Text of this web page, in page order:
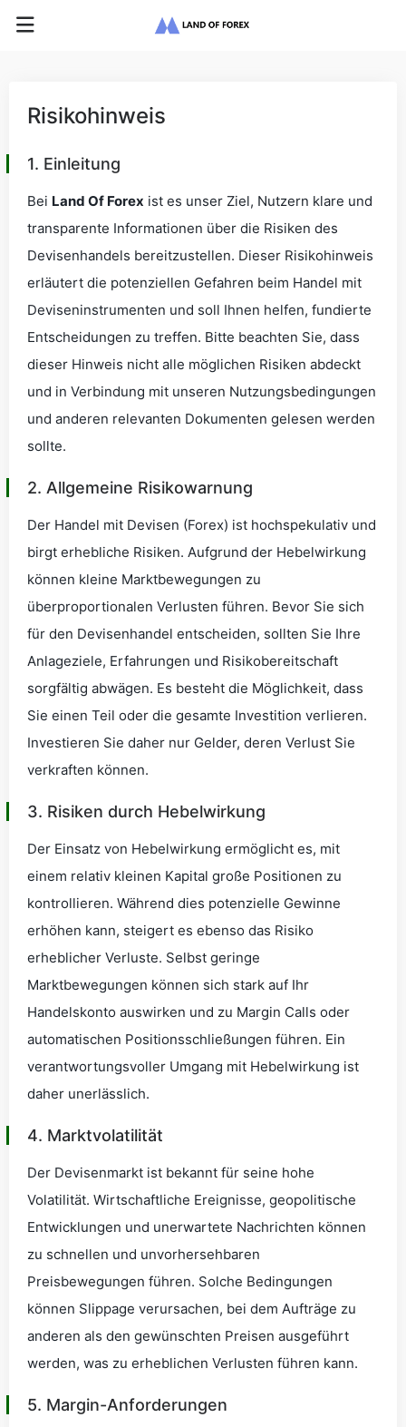
Risikohinweis
1. Einleitung
Bei Land Of Forex ist es unser Ziel, Nutzern klare und
transparente Informationen über die Risiken des
Devisenhandels bereitzustellen. Dieser Risikohinweis
erläutert die potenziellen Gefahren beim Handel mit
Deviseninstrumenten und soll Ihnen helfen, fundierte
Entscheidungen zu treffen. Bitte beachten Sie, dass
dieser Hinweis nicht alle möglichen Risiken abdeckt
und in Verbindung mit unseren Nutzungsbedingungen
und anderen relevanten Dokumenten gelesen werden
sollte.
2. Allgemeine Risikowarnung
Der Handel mit Devisen (Forex) ist hochspekulativ und
birgt erhebliche Risiken. Aufgrund der Hebelwirkung
können kleine Marktbewegungen zu
überproportionalen Verlusten führen. Bevor Sie sich
für den Devisenhandel entscheiden, sollten Sie Ihre
Anlageziele, Erfahrungen und Risikobereitschaft
sorgfältig abwägen. Es besteht die Möglichkeit, dass
Sie einen Teil oder die gesamte Investition verlieren.
Investieren Sie daher nur Gelder, deren Verlust Sie
verkraften können.
3. Risiken durch Hebelwirkung
Der Einsatz von Hebelwirkung ermöglicht es, mit
einem relativ kleinen Kapital große Positionen zu
kontrollieren. Während dies potenzielle Gewinne
erhöhen kann, steigert es ebenso das Risiko
erheblicher Verluste. Selbst geringe
Marktbewegungen können sich stark auf Ihr
Handelskonto auswirken und zu Margin Calls oder
automatischen Positionsschließungen führen. Ein
verantwortungsvoller Umgang mit Hebelwirkung ist
daher unerlässlich.
4. Marktvolatilität
Der Devisenmarkt ist bekannt für seine hohe
Volatilität. Wirtschaftliche Ereignisse, geopolitische
Entwicklungen und unerwartete Nachrichten können
zu schnellen und unvorhersehbaren
Preisbewegungen führen. Solche Bedingungen
können Slippage verursachen, bei dem Aufträge zu
anderen als den gewünschten Preisen ausgeführt
werden, was zu erheblichen Verlusten führen kann.
5. Margin-Anforderungen